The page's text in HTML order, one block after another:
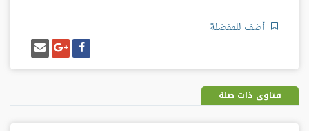
أضف للمفضلة
شارك
على
فيسبوك
شارك
على
غوغل
بلس
إرسل
إيميل
فتاوى ذات صلة